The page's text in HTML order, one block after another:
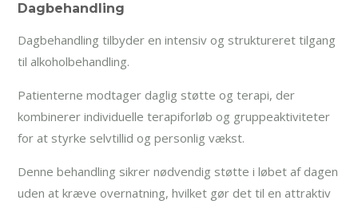
Dagbehandling
Dagbehandling tilbyder en intensiv og struktureret tilgang
til alkoholbehandling.
Patienterne modtager daglig støtte og terapi, der
kombinerer individuelle terapiforløb og gruppeaktiviteter
for at styrke selvtillid og personlig vækst.
Denne behandling sikrer nødvendig støtte i løbet af dagen
uden at kræve overnatning, hvilket gør det til en attraktiv